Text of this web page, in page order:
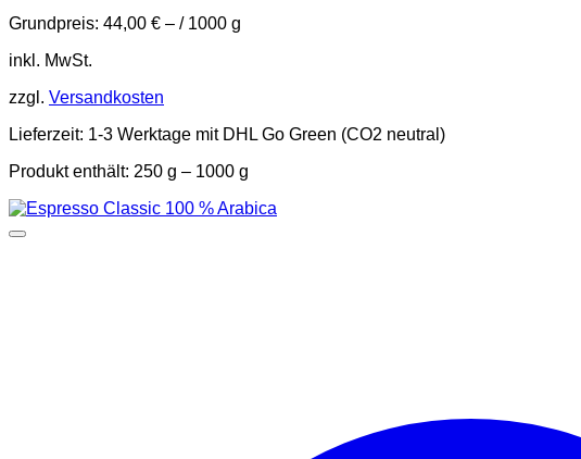
können
auf
der
Produktseite
gewählt
werden
Grundpreis: 44,00 € – / 1000 g
inkl. MwSt.
zzgl. Versandkosten
Lieferzeit: 1-3 Werktage mit DHL Go Green (CO2 neutral)
Produkt enthält: 250 g – 1000 g